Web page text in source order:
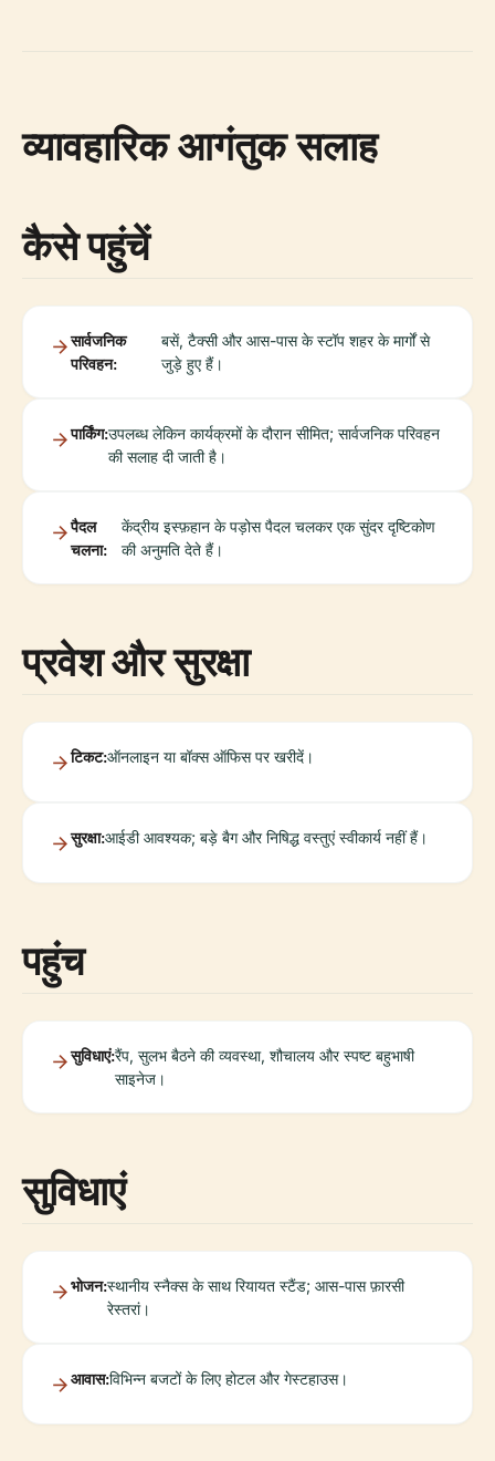
व्यावहारिक आगंतुक सलाह
कैसे पहुंचें
सार्वजनिक
परिवहन:
बसें, टैक्सी और आस-पास के स्टॉप शहर के मार्गों से
जुड़े हुए हैं।
पार्किंग:उपलब्ध लेकिन कार्यक्रमों के दौरान सीमित; सार्वजनिक परिवहन
की सलाह दी जाती है।
पैदल
चलना:
केंद्रीय इस्फ़हान के पड़ोस पैदल चलकर एक सुंदर दृष्टिकोण
की अनुमति देते हैं।
प्रवेश और सुरक्षा
टिकट:ऑनलाइन या बॉक्स ऑफिस पर खरीदें।
सुरक्षा:आईडी आवश्यक; बड़े बैग और निषिद्ध वस्तुएं स्वीकार्य नहीं हैं।
पहुंच
सुविधाएं:रैंप, सुलभ बैठने की व्यवस्था, शौचालय और स्पष्ट बहुभाषी
साइनेज।
सुविधाएं
भोजन:स्थानीय स्नैक्स के साथ रियायत स्टैंड; आस-पास फ़ारसी
रेस्तरां।
आवास:विभिन्न बजटों के लिए होटल और गेस्टहाउस।